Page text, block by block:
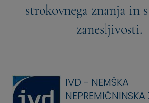
strokovnega znanja in
zanesljivosti.
IVD - NEMŠKA
NEPREMIČNINSKA